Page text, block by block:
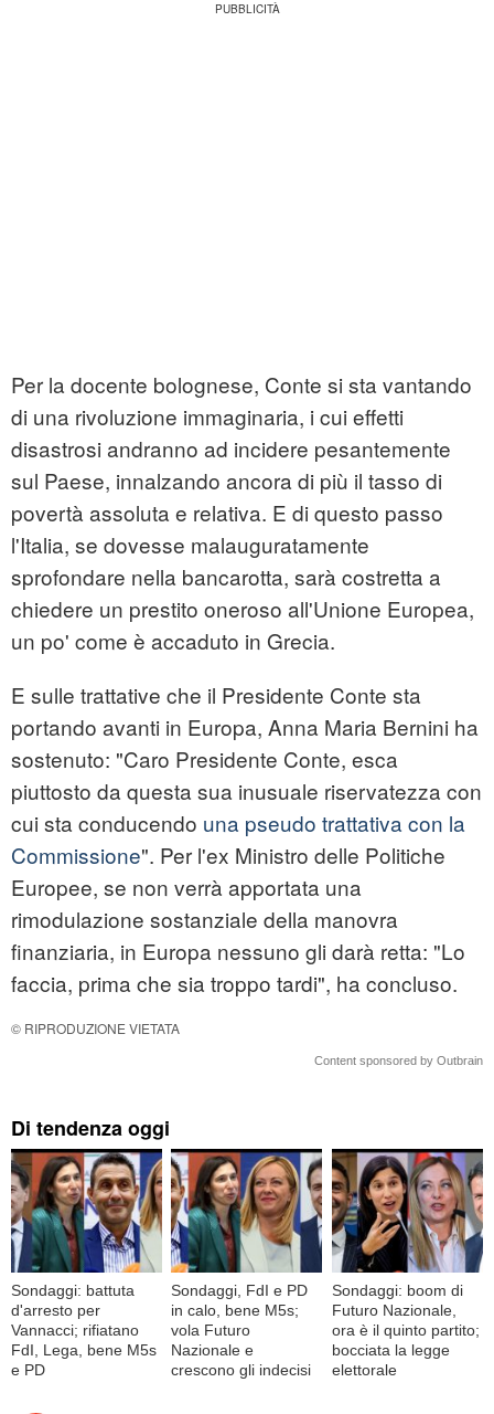
Per la docente bolognese, Conte si sta vantando
di una rivoluzione immaginaria, i cui effetti
disastrosi andranno ad incidere pesantemente
sul Paese, innalzando ancora di più il tasso di
povertà assoluta e relativa. E di questo passo
l'Italia, se dovesse malauguratamente
sprofondare nella bancarotta, sarà costretta a
chiedere un prestito oneroso all'Unione Europea,
un po' come è accaduto in Grecia.
E sulle trattative che il Presidente Conte sta
portando avanti in Europa, Anna Maria Bernini ha
sostenuto: "Caro Presidente Conte, esca
piuttosto da questa sua inusuale riservatezza con
cui sta conducendo una pseudo trattativa con la
Commissione". Per l'ex Ministro delle Politiche
Europee, se non verrà apportata una
rimodulazione sostanziale della manovra
finanziaria, in Europa nessuno gli darà retta: "Lo
faccia, prima che sia troppo tardi", ha concluso.
© RIPRODUZIONE VIETATA
Content sponsored by Outbrain
Di tendenza oggi
Sondaggi: battuta
d'arresto per
Vannacci; rifiatano
FdI, Lega, bene M5s
e PD
Sondaggi, FdI e PD
in calo, bene M5s;
vola Futuro
Nazionale e
crescono gli indecisi
Sondaggi: boom di
Futuro Nazionale,
ora è il quinto partito;
bocciata la legge
elettorale